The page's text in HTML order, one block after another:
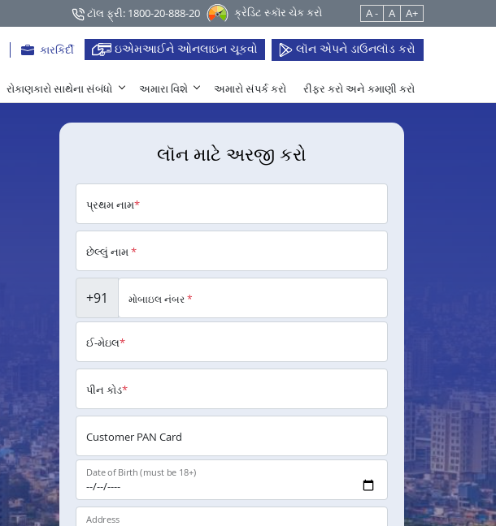
ટૉલ ફ્રી: 1800-20-888-20 ક્રેડિટ સ્કૉર ચેક કરો A - A A+
કારકિર્દી ઇએમઆઈને ઓનલાઇન ચૂકવો લૉન એપને ડાઉનલૉડ કરો
રોકાણકારો સાથેના સંબંધો અમારા વિશે અમારો સંપર્ક કરો રીફર કરો અને કમાણી કરો
લૉન માટે અરજી કરો
પ્રથમ નામ*
છેલ્લું નામ*
+91 મોબાઇલ નંબર*
ઈ-મેઇલ*
પીન કોડ*
Customer PAN Card
Date of Birth (must be 18+)
Address